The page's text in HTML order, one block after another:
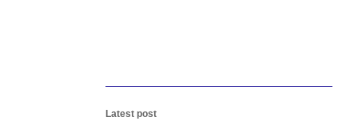
Latest post